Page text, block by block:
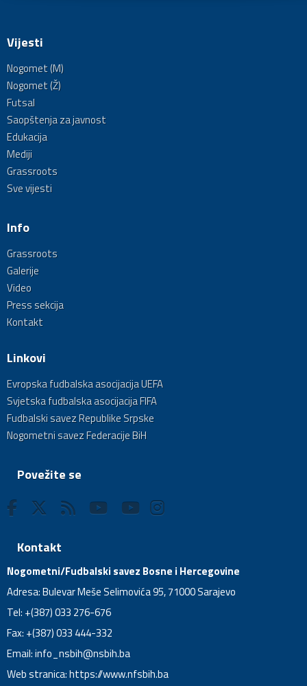
Vijesti
Nogomet (M)
Nogomet (Ž)
Futsal
Saopštenja za javnost
Edukacija
Mediji
Grassroots
Sve vijesti
Info
Grassroots
Galerije
Video
Press sekcija
Kontakt
Linkovi
Evropska fudbalska asocijacija UEFA
Svjetska fudbalska asocijacija FIFA
Fudbalski savez Republike Srpske
Nogometni savez Federacije BiH
Povežite se
Kontakt
Nogometni/Fudbalski savez Bosne i Hercegovine
Adresa: Bulevar Meše Selimovića 95, 71000 Sarajevo
Tel: +(387) 033 276-676
Fax: +(387) 033 444-332
Email:info_nsbih@nsbih.ba
Web stranica: https://www.nfsbih.ba